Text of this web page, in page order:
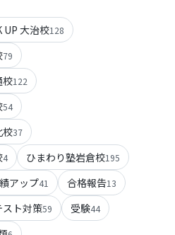
UP 大治校128
79
校122
54
校37
4 ひまわり塾岩倉校195
アップ41 合格報告13
スト対策59 受験44